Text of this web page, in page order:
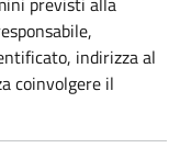
indirizza al
coinvolgere il